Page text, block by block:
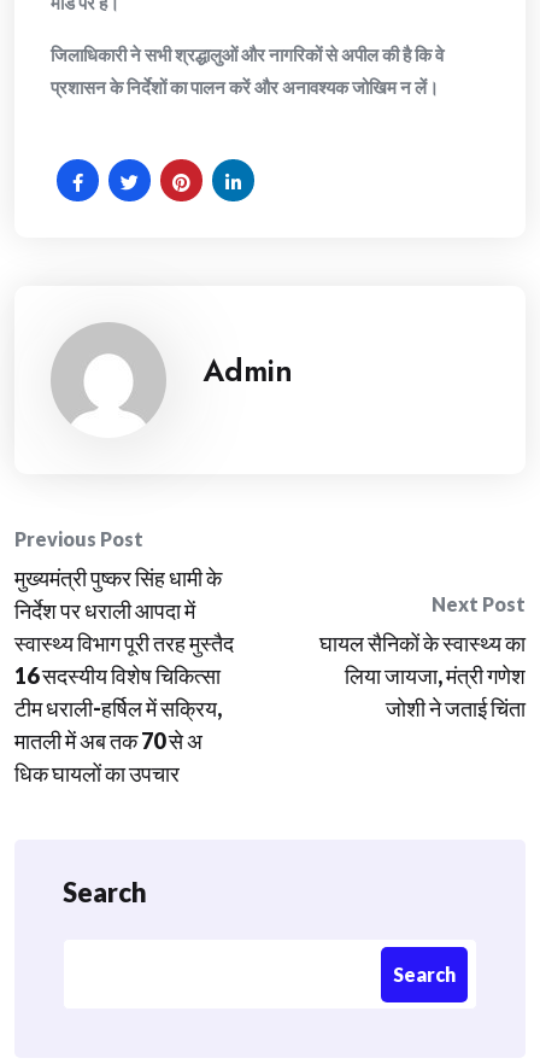
जिलाधिकारी ने सभी श्रद्धालुओं और नागरिकों से अपील की है कि वे
प्रशासन के निर्देशों का पालन करें और अनावश्यक जोखिम न लें।
Admin
Post
navigation
Previous Post
मुख्यमंत्री पुष्कर सिंह धामी के
निर्देश पर धराली आपदा में
स्वास्थ्य विभाग पूरी तरह मुस्तैद
16 सदस्यीय विशेष चिकित्सा
टीम धराली-हर्षिल में सक्रिय,
मातली में अब तक 70 से अ
धिक घायलों का उपचार
Next Post
घायल सैनिकों के स्वास्थ्य का
लिया जायजा, मंत्री गणेश
जोशी ने जताई चिंता
Search
Search